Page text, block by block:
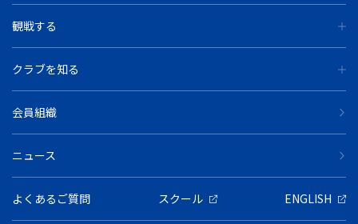
観戦する
クラブを知る
会員組織
ニュース
よくあるご質問 スクール ENGLISH